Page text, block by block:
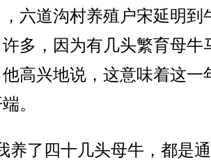
道沟村养殖户宋延明到
多，因为有几头繁育母牛
高兴地说，这意味着这一
。
了四十几头母牛，都是